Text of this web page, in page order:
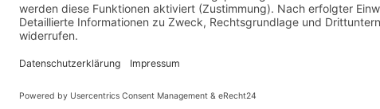
Datenschutz |Nutzungsbedingungen
Time: 0.008s| Peak Memory Usage: 10.11 MiB | GZIP: Off